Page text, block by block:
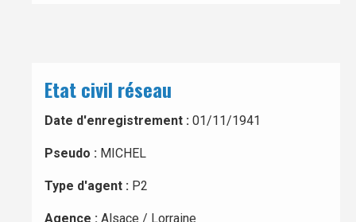
Etat civil réseau
Date d'enregistrement : 01/11/1941
Pseudo : MICHEL
Type d'agent : P2
Agence : Alsace / Lorraine